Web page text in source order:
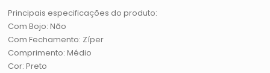
Principais especificações do produto:
Com Bojo: Não
Com Fechamento: Zíper
Comprimento: Médio
Cor: Preto